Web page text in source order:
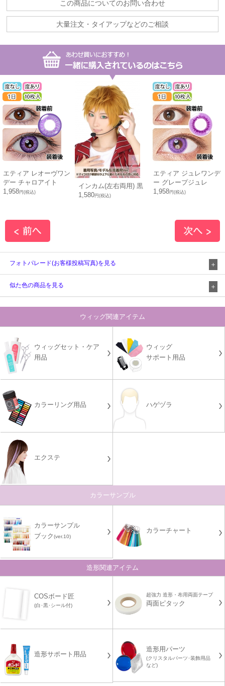
この商品についてのお問い合わせ
大量注文・タイアップなどのご相談
エティア レオーヴワン
デー チャロアイト
1,958円(税込)
インカム(左右両用) 黒
1,580円(税込)
エティア ジュレワンデ
ー グレープジュレ
1,958円(税込)
フォトパレード(お客様投稿写真)を見る
似た色の商品を見る
ウィッグ関連アイテム
ウィッグセット・ケア
用品
ウィッグ
サポート用品
カラーリング用品 ハゲヅラ
エクステ
カラーサンプル
カラーサンプル
ブック(ver.10)
カラーチャート
造形関連アイテム
COSボード匠
(白･黒･シール付)
超強力 造形・布用両面テープ
両面ピタック
造形サポート用品
造形用パーツ
(クリスタルパーツ･装飾用品
など)